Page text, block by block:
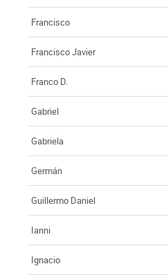
Francisco
Francisco Javier
Franco D.
Gabriel
Gabriela
Germán
Guillermo Daniel
Ianni
Ignacio